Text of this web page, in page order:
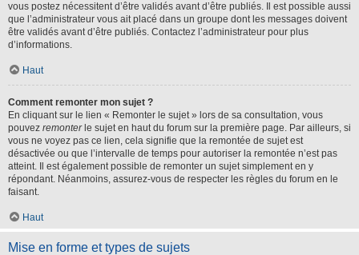
vous postez nécessitent d’être validés avant d’être publiés. Il est possible aussi
que l’administrateur vous ait placé dans un groupe dont les messages doivent
être validés avant d’être publiés. Contactez l’administrateur pour plus
d’informations.
Haut
Comment remonter mon sujet ?
En cliquant sur le lien « Remonter le sujet » lors de sa consultation, vous
pouvez remonterle sujet en haut du forum sur la première page. Par ailleurs, si
vous ne voyez pas ce lien, cela signifie que la remontée de sujet est
désactivée ou que l’intervalle de temps pour autoriser la remontée n’est pas
atteint. Il est également possible de remonter un sujet simplement en y
répondant. Néanmoins, assurez-vous de respecter les règles du forum en le
faisant.
Haut
Mise en forme et types de sujets